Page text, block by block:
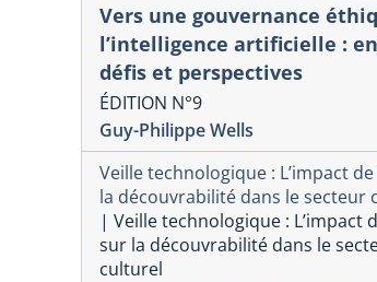
Vers une gouvernance
l’intelligence artificielle :
défis et perspectives
ÉDITION N°9
Guy-Philippe Wells
Veille technologique : L’impact de
la découvrabilité dans le secteur
| Veille technologique : L’impact
sur la découvrabilité dans le
culturel